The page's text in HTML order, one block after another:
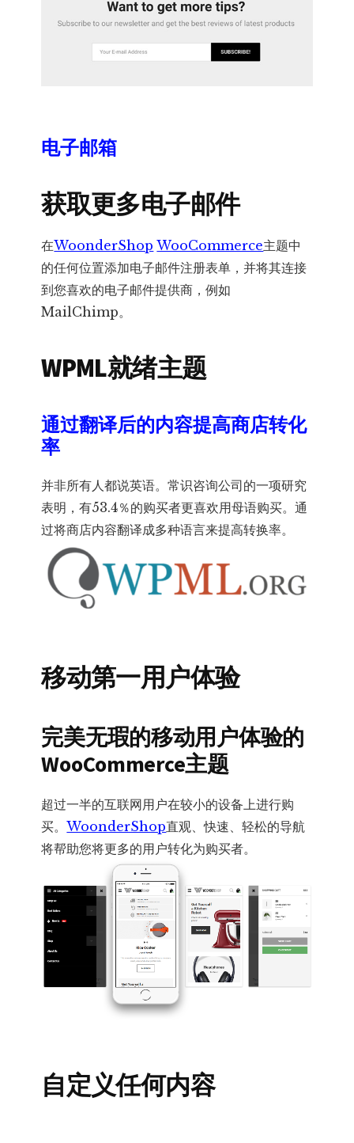
电子邮箱
获取更多电子邮件
在WoonderShop WooCommerce主题中
的任何位置添加电子邮件注册表单，并将其连接
到您喜欢的电子邮件提供商，例如
MailChimp。
WPML就绪主题
通过翻译后的内容提高商店转化
率
并非所有人都说英语。常识咨询公司的一项研究
表明，有53.4％的购买者更喜欢用母语购买。通
过将商店内容翻译成多种语言来提高转换率。
移动第一用户体验
完美无瑕的移动用户体验的
WooCommerce主题
超过一半的互联网用户在较小的设备上进行购
买。WoonderShop直观、快速、轻松的导航
将帮助您将更多的用户转化为购买者。
自定义任何内容